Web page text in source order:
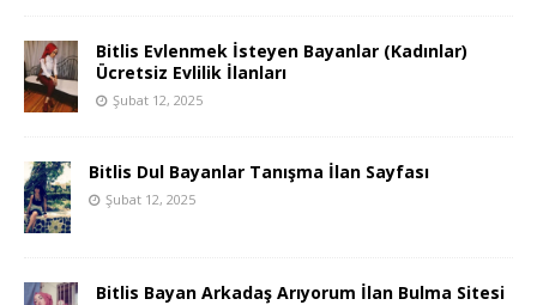
Bitlis Evlenmek İsteyen Bayanlar (Kadınlar)
Ücretsiz Evlilik İlanları
Şubat 12, 2025
Bitlis Dul Bayanlar Tanışma İlan Sayfası
Şubat 12, 2025
Bitlis Bayan Arkadaş Arıyorum İlan Bulma Sitesi